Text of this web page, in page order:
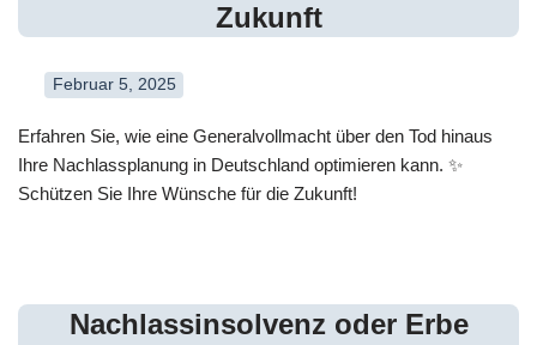
Zukunft
Februar 5, 2025
Erfahren Sie, wie eine Generalvollmacht über den Tod hinaus
Ihre Nachlassplanung in Deutschland optimieren kann. ✨
Schützen Sie Ihre Wünsche für die Zukunft!
Nachlassinsolvenz oder Erbe